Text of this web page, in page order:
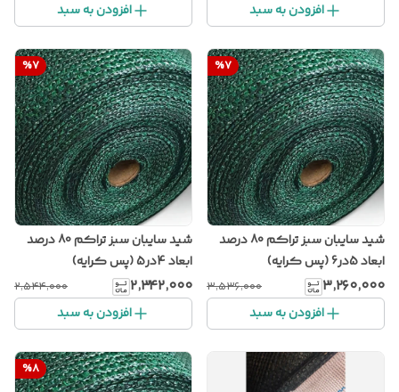
افزودن به سبد افزودن به سبد
%7
شید سایبان سبز تراکم 80 درصد
ابعاد 5در6 (پس کرایه)
۳٬۲۶۰٬۰۰۰ ۳٬۵۳۶٬۰۰۰
افزودن به سبد
%7
شید سایبان سبز تراکم 80 درصد
ابعاد 4در5 (پس کرایه)
۲٬۳۴۲٬۰۰۰ ۲٬۵۴۴٬۰۰۰
افزودن به سبد
%8